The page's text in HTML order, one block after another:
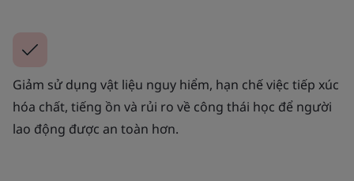
Giảm sử dụng vật liệu nguy hiểm, hạn chế việc tiếp xúc
hóa chất, tiếng ồn và rủi ro về công thái học để người
lao động được an toàn hơn.